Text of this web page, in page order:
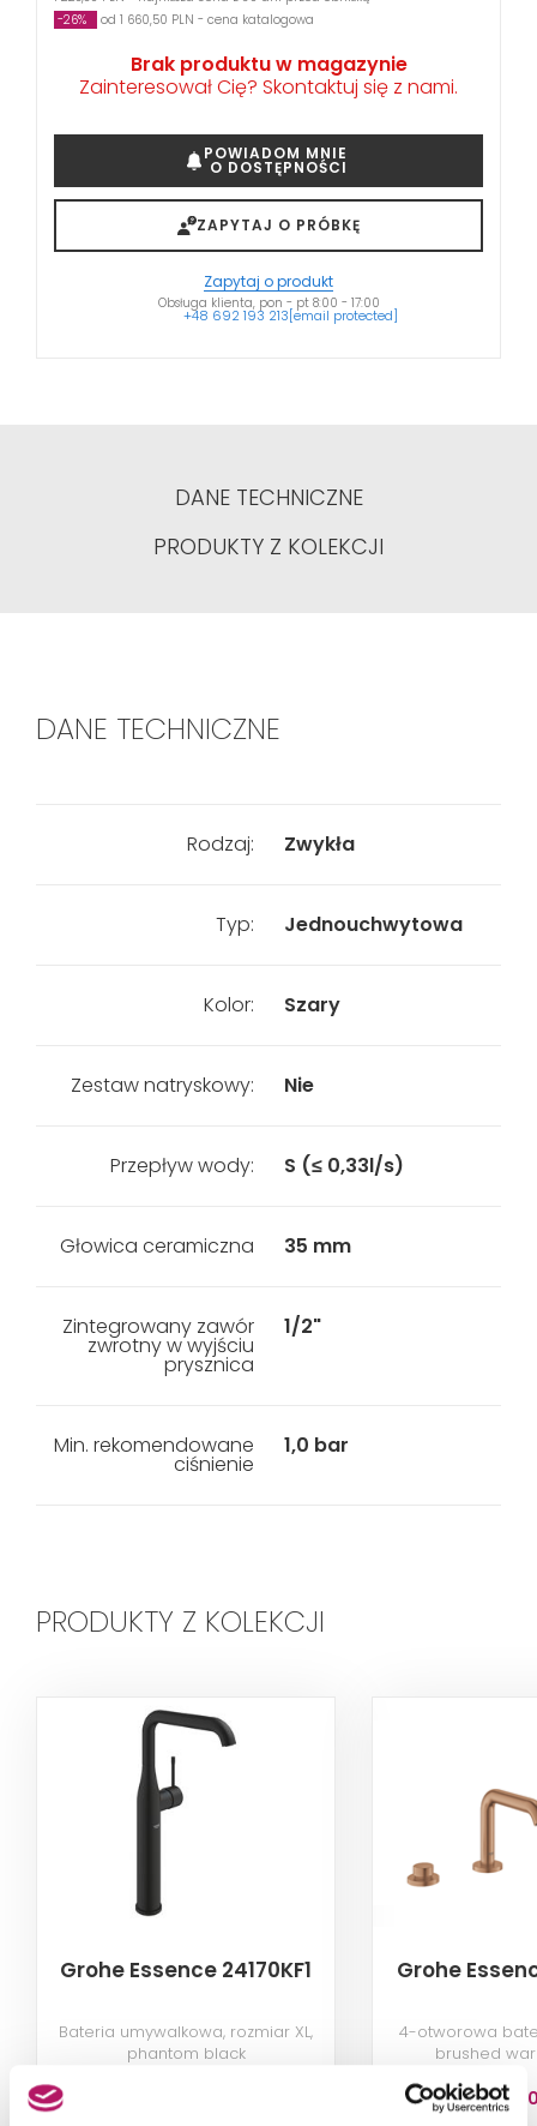
-26%
od 1 660,50 PLN - cena katalogowa
Brak produktu w magazynie
Zainteresował Cię? Skontaktuj się z nami.
POWIADOM MNIE
O DOSTĘPNOŚCI
ZAPYTAJ O PRÓBKĘ
Zapytaj o produkt
Obsługa klienta, pon - pt 8:00 - 17:00
+48 692 193 213[email protected]
DANE TECHNICZNE
PRODUKTY Z KOLEKCJI
DANE TECHNICZNE
Rodzaj: Zwykła
Typ: Jednouchwytowa
Kolor: Szary
Zestaw natryskowy: Nie
Przepływ wody: S (≤ 0,33l/s)
Głowica ceramiczna 35 mm
Zintegrowany zawór
zwrotny w wyjściu
prysznica
1/2"
Min. rekomendowane
ciśnienie
1,0 bar
PRODUKTY Z KOLEKCJI
Grohe Essence 24170KF1
Bateria umywalkowa, rozmiar XL,
phantom black
Grohe
4-otworowa
brushed
5